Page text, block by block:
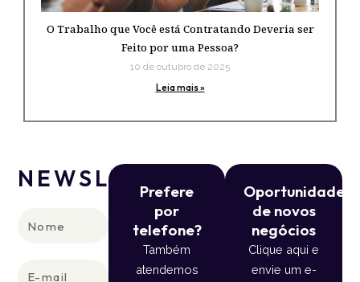
O Trabalho que Você está Contratando Deveria ser
Feito por uma Pessoa?
10 de outubro de 2025
Leia mais »
NEWSLETTER
Prefere
por
telefone?
Também
atendemos
Oportunidade
de novos
negócios
Clique aqui e
envie um e-